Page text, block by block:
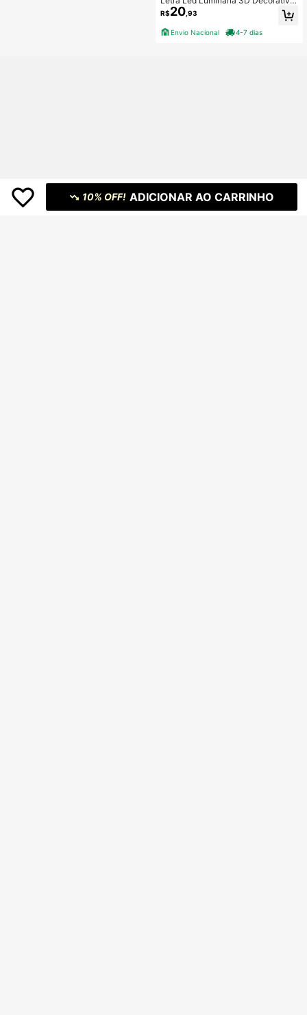
Branco 16CM A-Z
R$20 ,93
Envio Nacional 4-7 dias
10% OFF! ADICIONAR AO CARRINHO